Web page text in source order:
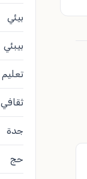
بيئي
بيبئي
ثقافي
جدة
حج